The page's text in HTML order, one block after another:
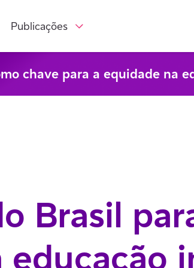
chave para a equidade na
Publicações
Brasil